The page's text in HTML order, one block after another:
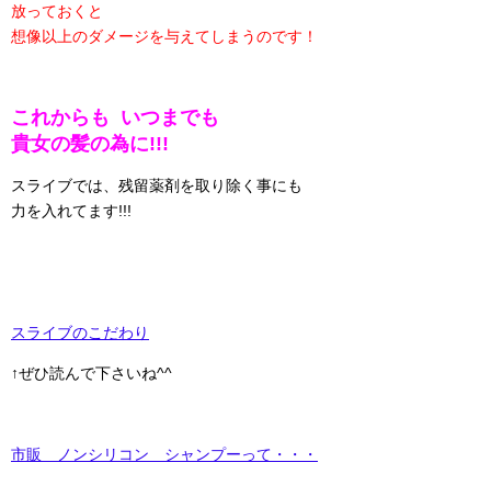
放っておくと
想像以上のダメージを与えてしまうのです！
これからも いつまでも
貴女の髪の為に!!!
スライブでは、残留薬剤を取り除く事にも
力を入れてます!!!
スライブのこだわり
↑ぜひ読んで下さいね^^
市販 ノンシリコン シャンプーって・・・